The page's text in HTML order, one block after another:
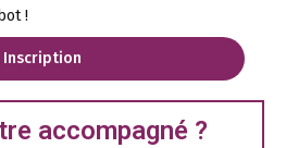
!
Inscription
accompagné ?